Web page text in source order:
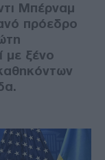
Μπέρναμ
πρόεδρο
με ξένο